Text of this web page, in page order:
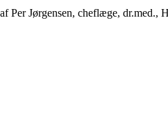
Per Jørgensen, cheflæge,